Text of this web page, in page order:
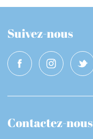
Suivez-nous
Contactez-nous